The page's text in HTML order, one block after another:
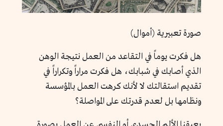
صورة تعبيرية (أموال)
هل فكرت يوماً في التقاعد من العمل نتيجة الوهن
الذي أصابك في شبابك، هل فكرت مراراً وتكراراً في
تقديم استقالتك لا لأنك كرهت العمل بالمؤسسة
ونظامها بل لعدم قدرتك على المواصلة؟